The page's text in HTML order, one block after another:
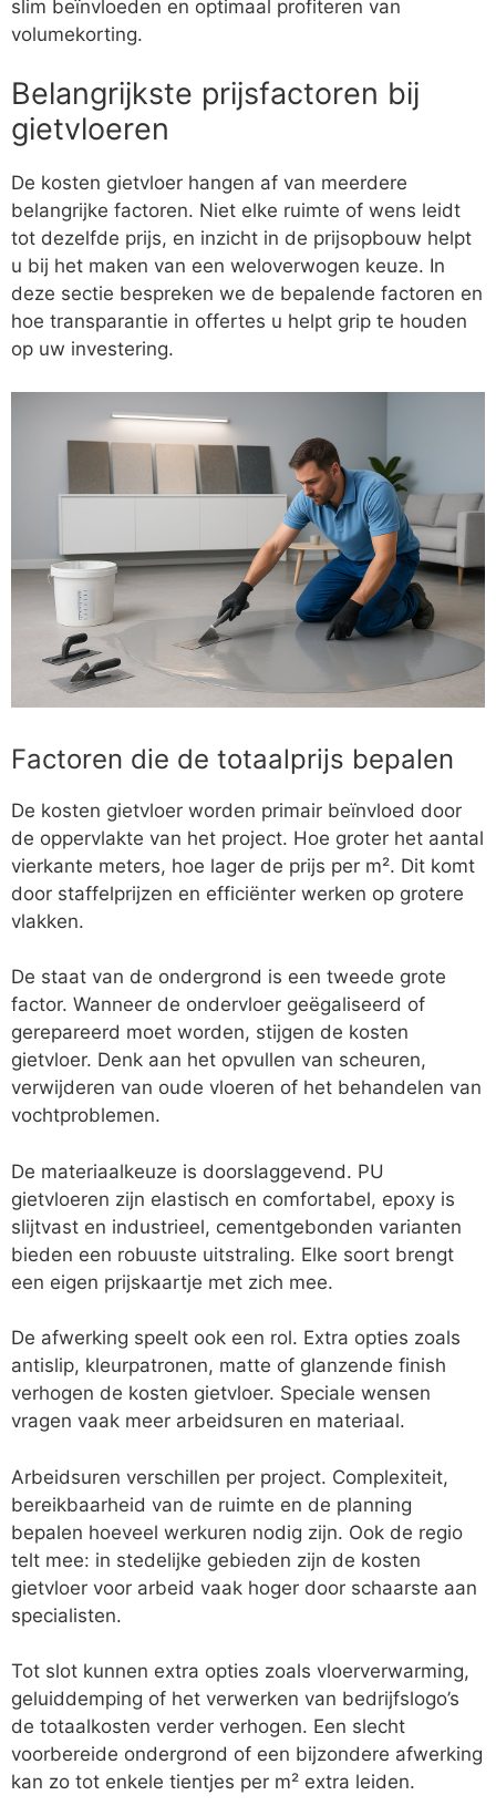
slim beïnvloeden en optimaal profiteren van
volumekorting.
Belangrijkste prijsfactoren bij
gietvloeren
De kosten gietvloer hangen af van meerdere
belangrijke factoren. Niet elke ruimte of wens leidt
tot dezelfde prijs, en inzicht in de prijsopbouw helpt
u bij het maken van een weloverwogen keuze. In
deze sectie bespreken we de bepalende factoren en
hoe transparantie in offertes u helpt grip te houden
op uw investering.
Factoren die de totaalprijs bepalen
De kosten gietvloer worden primair beïnvloed door
de oppervlakte van het project. Hoe groter het aantal
vierkante meters, hoe lager de prijs per m². Dit komt
door staffelprijzen en efficiënter werken op grotere
vlakken.
De staat van de ondergrond is een tweede grote
factor. Wanneer de ondervloer geëgaliseerd of
gerepareerd moet worden, stijgen de kosten
gietvloer. Denk aan het opvullen van scheuren,
verwijderen van oude vloeren of het behandelen van
vochtproblemen.
De materiaalkeuze is doorslaggevend. PU
gietvloeren zijn elastisch en comfortabel, epoxy is
slijtvast en industrieel, cementgebonden varianten
bieden een robuuste uitstraling. Elke soort brengt
een eigen prijskaartje met zich mee.
De afwerking speelt ook een rol. Extra opties zoals
antislip, kleurpatronen, matte of glanzende finish
verhogen de kosten gietvloer. Speciale wensen
vragen vaak meer arbeidsuren en materiaal.
Arbeidsuren verschillen per project. Complexiteit,
bereikbaarheid van de ruimte en de planning
bepalen hoeveel werkuren nodig zijn. Ook de regio
telt mee: in stedelijke gebieden zijn de kosten
gietvloer voor arbeid vaak hoger door schaarste aan
specialisten.
Tot slot kunnen extra opties zoals vloerverwarming,
geluiddemping of het verwerken van bedrijfslogo’s
de totaalkosten verder verhogen. Een slecht
voorbereide ondergrond of een bijzondere afwerking
kan zo tot enkele tientjes per m² extra leiden.